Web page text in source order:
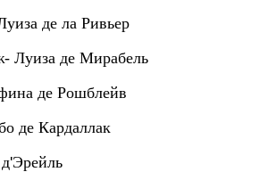
де ла Ривьер
Луиза де Мирабель
де Рошблейв
де Кардаллак
'Эрейль